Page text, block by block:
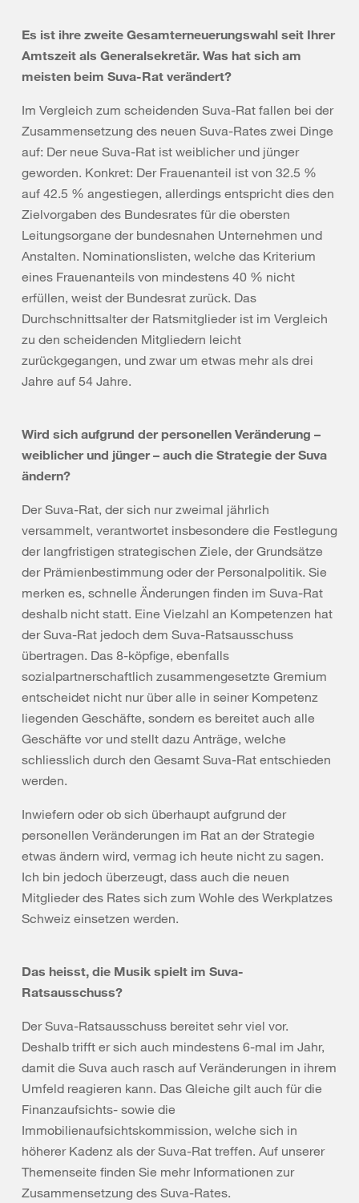
Es ist ihre zweite Gesamterneuerungswahl seit Ihrer
Amtszeit als Generalsekretär. Was hat sich am
meisten beim Suva-Rat verändert?
Im Vergleich zum scheidenden Suva-Rat fallen bei der
Zusammensetzung des neuen Suva-Rates zwei Dinge
auf: Der neue Suva-Rat ist weiblicher und jünger
geworden. Konkret: Der Frauenanteil ist von 32.5 %
auf 42.5 % angestiegen, allerdings entspricht dies den
Zielvorgaben des Bundesrates für die obersten
Leitungsorgane der bundesnahen Unternehmen und
Anstalten. Nominationslisten, welche das Kriterium
eines Frauenanteils von mindestens 40 % nicht
erfüllen, weist der Bundesrat zurück. Das
Durchschnittsalter der Ratsmitglieder ist im Vergleich
zu den scheidenden Mitgliedern leicht
zurückgegangen, und zwar um etwas mehr als drei
Jahre auf 54 Jahre.
Wird sich aufgrund der personellen Veränderung –
weiblicher und jünger – auch die Strategie der Suva
ändern?
Der Suva-Rat, der sich nur zweimal jährlich
versammelt, verantwortet insbesondere die Festlegung
der langfristigen strategischen Ziele, der Grundsätze
der Prämienbestimmung oder der Personalpolitik. Sie
merken es, schnelle Änderungen finden im Suva-Rat
deshalb nicht statt. Eine Vielzahl an Kompetenzen hat
der Suva-Rat jedoch dem Suva-Ratsausschuss
übertragen. Das 8-köpfige, ebenfalls
sozialpartnerschaftlich zusammengesetzte Gremium
entscheidet nicht nur über alle in seiner Kompetenz
liegenden Geschäfte, sondern es bereitet auch alle
Geschäfte vor und stellt dazu Anträge, welche
schliesslich durch den Gesamt Suva-Rat entschieden
werden.
Inwiefern oder ob sich überhaupt aufgrund der
personellen Veränderungen im Rat an der Strategie
etwas ändern wird, vermag ich heute nicht zu sagen.
Ich bin jedoch überzeugt, dass auch die neuen
Mitglieder des Rates sich zum Wohle des Werkplatzes
Schweiz einsetzen werden.
Das heisst, die Musik spielt im Suva-
Ratsausschuss?
Der Suva-Ratsausschuss bereitet sehr viel vor.
Deshalb trifft er sich auch mindestens 6-mal im Jahr,
damit die Suva auch rasch auf Veränderungen in ihrem
Umfeld reagieren kann. Das Gleiche gilt auch für die
Finanzaufsichts- sowie die
Immobilienaufsichtskommission, welche sich in
höherer Kadenz als der Suva-Rat treffen. Auf unserer
Themenseite finden Sie mehr Informationen zur
Zusammensetzung des Suva-Rates.